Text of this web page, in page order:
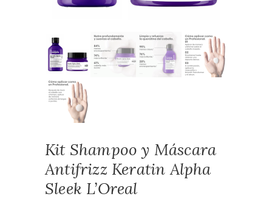
Kit Shampoo y Máscara
Antifrizz Keratin Alpha
Sleek L’Oreal